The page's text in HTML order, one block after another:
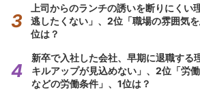
上司からのランチの誘いを断りにく
逃したくない」、2位「職場の雰囲気
位は？
新卒で入社した会社、早期に退職す
キルアップが見込めない」、2位「労
などの労働条件」、1位は？